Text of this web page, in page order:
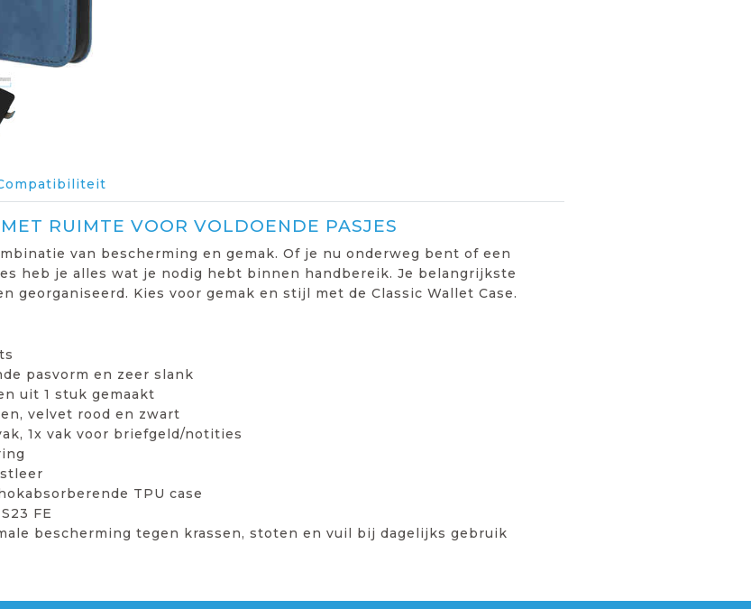
RUIMTE VOOR VOLDOENDE PASJES
van bescherming en gemak. Of je nu onderweg bent of een
heb je alles wat je nodig hebt binnen handbereik. Je belangrijkste
georganiseerd. Kies voor gemak en stijl met de Classic Wallet Case.
pasvorm en zeer slank
uit 1 stuk gemaakt
velvet rood en zwart
1x vak voor briefgeld/notities
TPU case
FE
bescherming tegen krassen, stoten en vuil bij dagelijks gebruik